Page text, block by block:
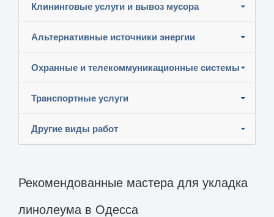
Клининговые услуги и вывоз мусора
Альтернативные источники энергии
Охранные и телекоммуникационные системы
Транспортные услуги
Другие виды работ
Рекомендованные мастера для укладка
линолеума в Одесса